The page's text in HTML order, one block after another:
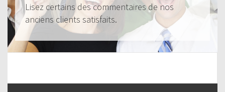
Lisez certains des commentaires de nos
anciens clients satisfaits.